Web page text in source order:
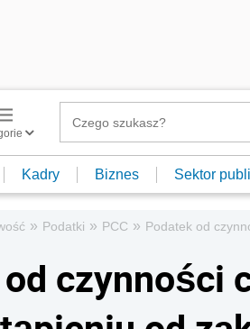
Kadry Biznes Sektor
» Podatki » PCC » Podatek od
czynności